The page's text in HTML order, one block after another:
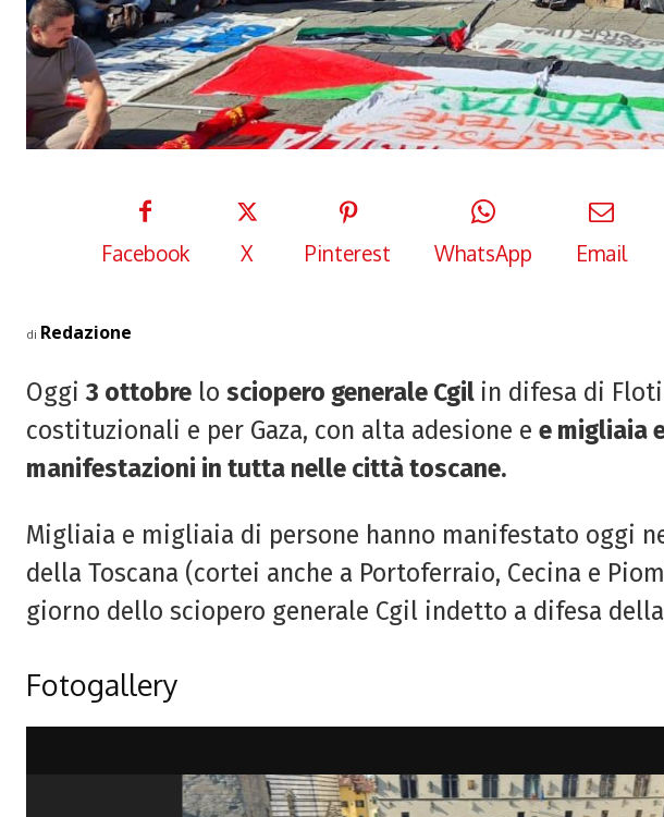
Facebook X Pinterest WhatsApp Email
di Redazione
Oggi 3 ottobre lo sciopero generale Cgil in difesa di
costituzionali e per Gaza, con alta adesione e e migliaia
manifestazioni in tutta nelle città toscane.
Migliaia e migliaia di persone hanno manifestato oggi
della Toscana (cortei anche a Portoferraio, Cecina e
giorno dello sciopero generale Cgil indetto a difesa
Fotogallery